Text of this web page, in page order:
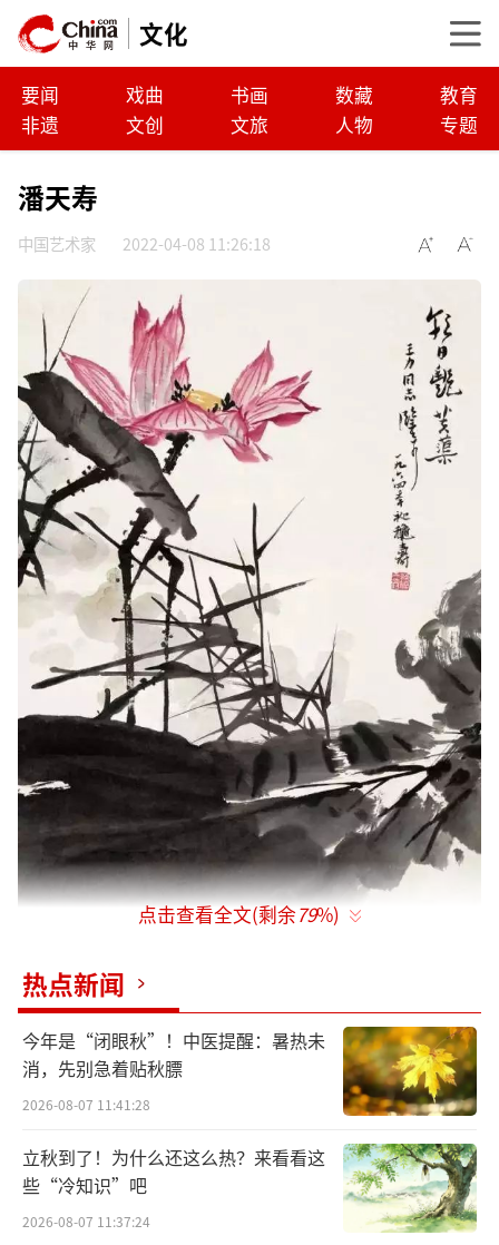
文化
要闻 戏曲 书画 数藏
教育
非遗
文创 文旅 人物 专题
潘天寿
中国艺术家 2022-04-08 11:26:18
艺术需要热闹，更需要寂寞，一种忘我的
寂寞。心中常备一蒲团，时常独坐一会儿，悠
远悠远。
点击查看全文(剩余79%)
热点新闻
今年是“闭眼秋”！中医提醒：暑热未
消，先别急着贴秋膘
2026-08-07 11:41:28
立秋到了！为什么还这么热？来看看这
些“冷知识”吧
2026-08-07 11:37:24